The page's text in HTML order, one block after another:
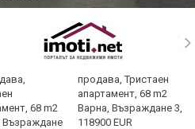
продава, Тристаен
апартамент, 68 m2
Варна, Възраждане 3,
118900 EUR